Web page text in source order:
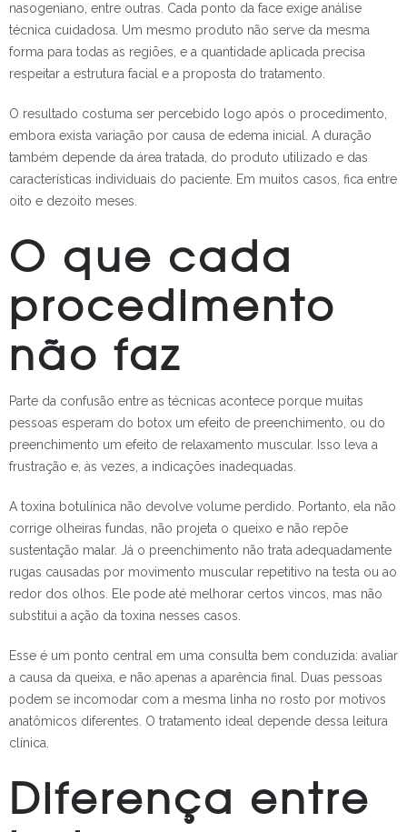
nasogeniano, entre outras. Cada ponto da face exige análise
técnica cuidadosa. Um mesmo produto não serve da mesma
forma para todas as regiões, e a quantidade aplicada precisa
respeitar a estrutura facial e a proposta do tratamento.
O resultado costuma ser percebido logo após o procedimento,
embora exista variação por causa de edema inicial. A duração
também depende da área tratada, do produto utilizado e das
características individuais do paciente. Em muitos casos, fica entre
oito e dezoito meses.
O que cada
procedimento
não faz
Parte da confusão entre as técnicas acontece porque muitas
pessoas esperam do botox um efeito de preenchimento, ou do
preenchimento um efeito de relaxamento muscular. Isso leva a
frustração e, às vezes, a indicações inadequadas.
A toxina botulínica não devolve volume perdido. Portanto, ela não
corrige olheiras fundas, não projeta o queixo e não repõe
sustentação malar. Já o preenchimento não trata adequadamente
rugas causadas por movimento muscular repetitivo na testa ou ao
redor dos olhos. Ele pode até melhorar certos vincos, mas não
substitui a ação da toxina nesses casos.
Esse é um ponto central em uma consulta bem conduzida: avaliar
a causa da queixa, e não apenas a aparência final. Duas pessoas
podem se incomodar com a mesma linha no rosto por motivos
anatômicos diferentes. O tratamento ideal depende dessa leitura
clínica.
Diferença entre